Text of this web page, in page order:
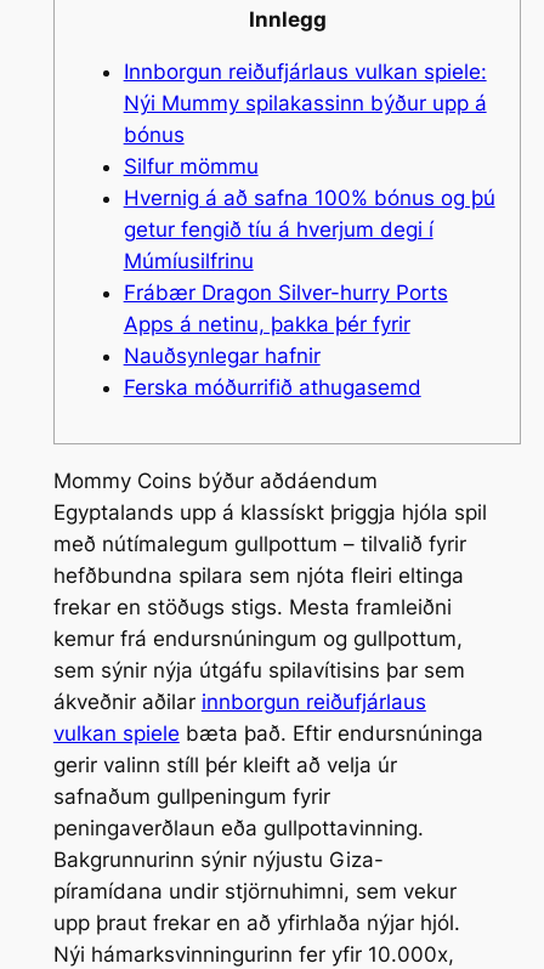
Innlegg
Innborgun reiðufjárlaus vulkan spiele:
Nýi Mummy spilakassinn býður upp á
bónus
Silfur mömmu
Hvernig á að safna 100% bónus og þú
getur fengið tíu á hverjum degi í
Múmíusilfrinu
Frábær Dragon Silver-hurry Ports
Apps á netinu, þakka þér fyrir
Nauðsynlegar hafnir
Ferska móðurrifið athugasemd
Mommy Coins býður aðdáendum
Egyptalands upp á klassískt þriggja hjóla spil
með nútímalegum gullpottum – tilvalið fyrir
hefðbundna spilara sem njóta fleiri eltinga
frekar en stöðugs stigs. Mesta framleiðni
kemur frá endursnúningum og gullpottum,
sem sýnir nýja útgáfu spilavítisins þar sem
ákveðnir aðilar innborgun reiðufjárlaus
vulkan spiele bæta það. Eftir endursnúninga
gerir valinn stíll þér kleift að velja úr
safnaðum gullpeningum fyrir
peningaverðlaun eða gullpottavinning.
Bakgrunnurinn sýnir nýjustu Giza-
píramídana undir stjörnuhimni, sem vekur
upp þraut frekar en að yfirhlaða nýjar hjól.
Nýi hámarksvinningurinn fer yfir 10.000x,